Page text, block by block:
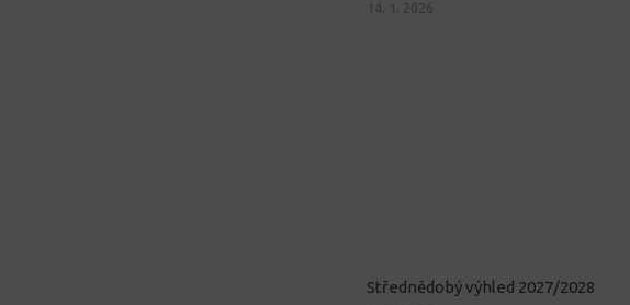
14. 1. 2026
Střednědobý výhled 2027/2028